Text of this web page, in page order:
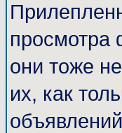
просмотра
они тоже
их, как